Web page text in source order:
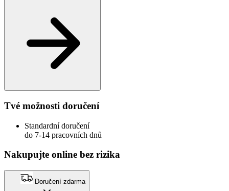
Tvé možnosti doručení
Standardní doručení
do 7-14 pracovních dnů
Nakupujte online bez rizika
Doručení zdarma